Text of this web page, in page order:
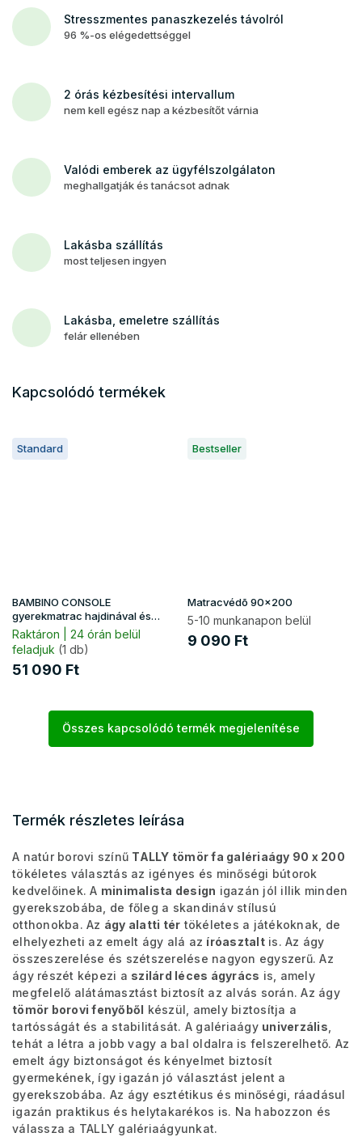
Stresszmentes panaszkezelés távolról
96 %-os elégedettséggel
2 órás kézbesítési intervallum
nem kell egész nap a kézbesítőt várnia
Valódi emberek az ügyfélszolgálaton
meghallgatják és tanácsot adnak
Lakásba szállítás
most teljesen ingyen
Lakásba, emeletre szállítás
felár ellenében
Kapcsolódó termékek
Standard
BAMBINO CONSOLE
gyerekmatrac hajdinával és
kókusszal 90x200 - premium
Jersey
Raktáron | 24 órán belül
feladjuk (1 db)
51 090 Ft
Bestseller
Matracvédõ 90x200
5-10 munkanapon belül
9 090 Ft
Összes kapcsolódó termék megjelenítése
Termék részletes leírása
A natúr borovi színű TALLY tömör fa galériaágy 90 x 200
tökéletes választás az igényes és minőségi bútorok
kedvelőinek. A minimalista design igazán jól illik minden
gyerekszobába, de főleg a skandináv stílusú
otthonokba. Az ágy alatti tér tökéletes a játékoknak, de
elhelyezheti az emelt ágy alá az íróasztaltis. Az ágy
összeszerelése és szétszerelése nagyon egyszerű. Az
ágy részét képezi a szilárd léces ágyrács is, amely
megfelelő alátámasztást biztosít az alvás során. Az ágy
tömör borovi fenyőből készül, amely biztosítja a
tartósságát és a stabilitását. A galériaágy univerzális
tehát a létra a jobb vagy a bal oldalra is felszerelhető. Az
emelt ágy biztonságot és kényelmet biztosít
gyermekének, így igazán jó választást jelent a
gyerekszobába. Az ágy esztétikus és minőségi, ráadásul
igazán praktikus és helytakarékos is. Na habozzon és
válassza a TALLY galériaágyunkat.